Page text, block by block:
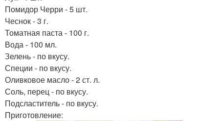
Помидор Черри - 5 шт.
Чеснок - 3 г.
Томатная паста - 100 г.
Вода - 100 мл.
Зелень - по вкусу.
Специи - по вкусу.
Оливковое масло - 2 ст. л.
Соль, перец - по вкусу.
Подсластитель - по вкусу.
Приготовление: